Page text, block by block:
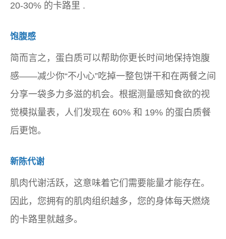
20-30% 的卡路里 .
饱腹感
简而言之，蛋白质可以帮助你更长时间地保持饱腹
感——减少你“不小心”吃掉一整包饼干和在两餐之间
分享一袋多力多滋的机会。根据测量感知食欲的视
觉模拟量表，人们发现在 60% 和 19% 的蛋白质餐
后更饱。
新陈代谢
肌肉代谢活跃，这意味着它们需要能量才能存在。
因此，您拥有的肌肉组织越多，您的身体每天燃烧
的卡路里就越多。